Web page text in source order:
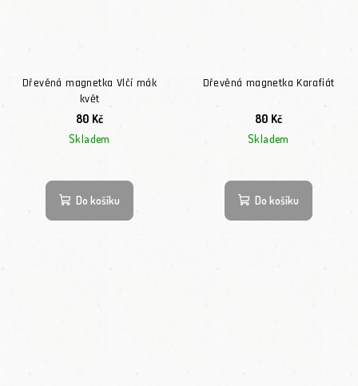
Dřevěná magnetka Vlčí mák
květ
80 Kč
Skladem
Do košíku
Dřevěná magnetka Karafiát
80 Kč
Skladem
Do košíku